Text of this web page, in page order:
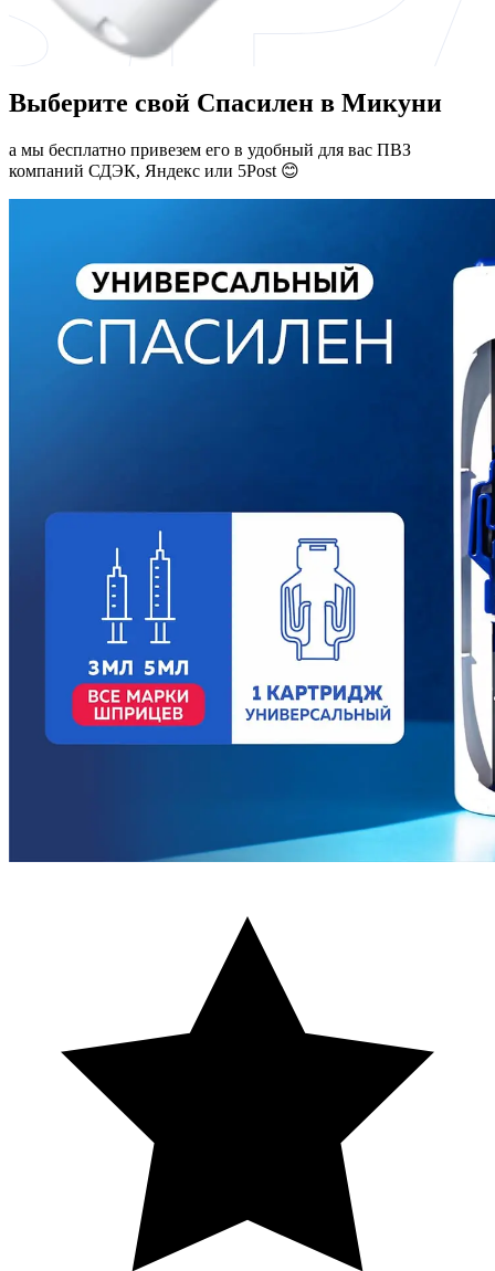
Выберите свой Спасилен в Микуни
а мы бесплатно привезем его в удобный для вас ПВЗ
компаний СДЭК, Яндекс или 5Post 😊